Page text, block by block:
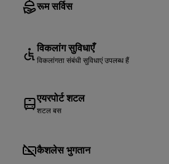
रूम सर्विस
विकलांग सुविधाएँ
विकलांगता संबंधी सुविधाएं उपलब्ध हैं
एयरपोर्ट शटल
शटल बस
कैशलेस भुगतान